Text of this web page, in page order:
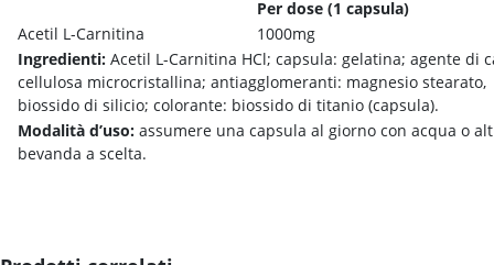
Per dose (1 capsula)
Acetil L-Carnitina
1000mg
Ingredienti: Acetil L-Carnitina HCl; capsula: gelatina; agente di
cellulosa microcristallina; antiagglomeranti: magnesio stearato,
biossido di silicio; colorante: biossido di titanio (capsula).
Modalità d’uso: assumere una capsula al giorno con acqua o
bevanda a scelta.